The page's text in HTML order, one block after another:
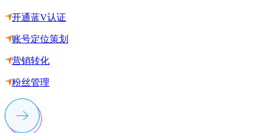
开通蓝V认证
账号定位策划
营销转化
粉丝管理